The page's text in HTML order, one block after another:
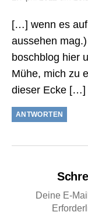
[…] wenn es
aussehen
boschblog hier
Mühe, mich zu
dieser Ecke […]
ANTWORTEN
Deine E-